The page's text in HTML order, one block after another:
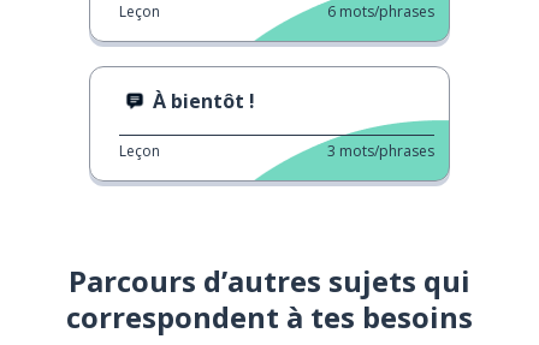
Leçon 6 mots/phrases
À bientôt !
Leçon 3 mots/phrases
Parcours d’autres sujets qui
correspondent à tes besoins